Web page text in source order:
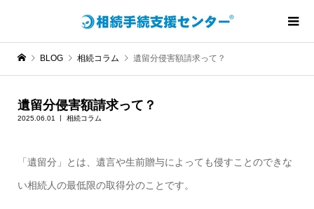
BLOG 相続コラム 遺留分侵害額請求って？
遺留分侵害額請求って？
2025.06.01 相続コラム
「 遺留分 」とは、遺言や生前贈与によっても侵すことのできな
い相続人の最低限の取得分のことです。